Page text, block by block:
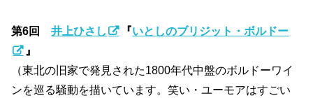
第6回井上ひさし 『いとしのブリジット・ボルドー
』
（東北の旧家で発見された1800年代中盤のボルドーワイ
ンを巡る騒動を描いています。笑い・ユーモアはすごい